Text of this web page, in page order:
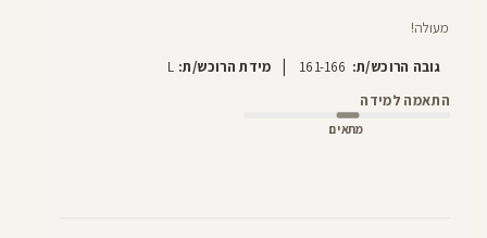
מעולה!
גובה הרוכש/ת: 161-166 מידת הרוכש/ת: L
התאמה למידה
מתאים